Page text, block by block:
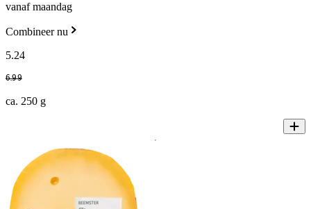
vanaf maandag
Combineer nu
5.24
6.99
ca. 250 g